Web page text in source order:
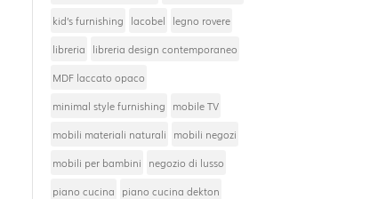
kid’s furnishing
lacobel
legno rovere
libreria
libreria design contemporaneo
MDF laccato opaco
minimal style furnishing
mobile TV
mobili materiali naturali
mobili negozi
mobili per bambini
negozio di lusso
piano cucina
piano cucina dekton